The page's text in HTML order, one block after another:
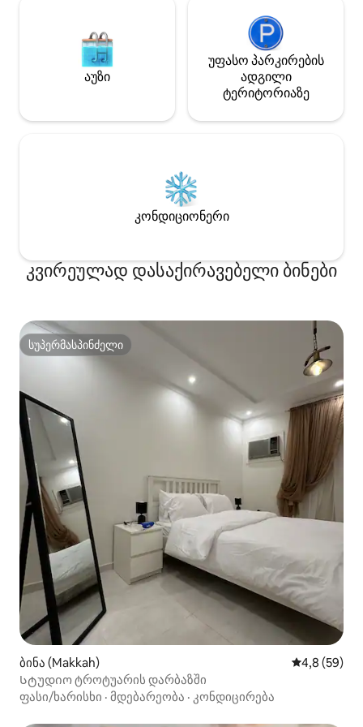
აუზი
უფასო პარკირების
ადგილი
ტერიტორიაზე
კონდიციონერი
კვირეულად დასაქირავებელი ბინები
სუპერმასპინძელი
სუპერმასპინძელი
ბინა (Makkah) საშუალო
4,8 (59)
Სტუდიო ტროტუარის დარბაზში
ფასი/ხარისხი · მდებარეობა · კონდიცირება